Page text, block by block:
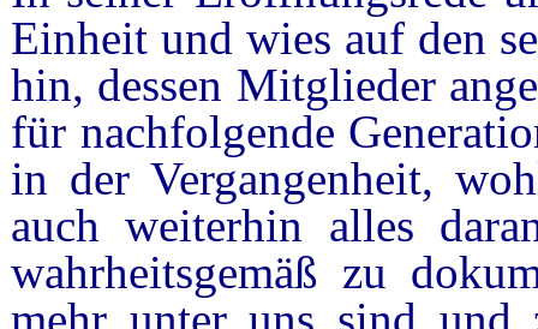
Einheit und wies auf den
hin, dessen Mitglieder
für nachfolgende
in der Vergangenheit,
auch weiterhin alles
wahrheitsgemäß zu